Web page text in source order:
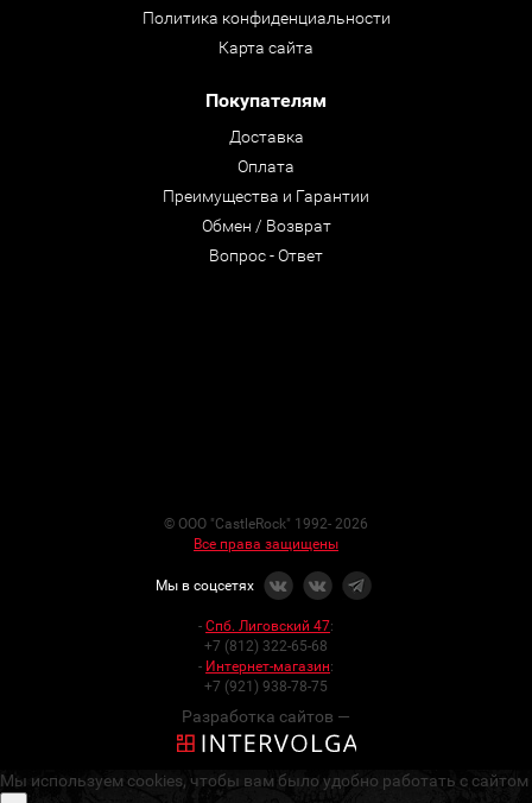
Политика конфиденциальности
Карта сайта
Покупателям
Доставка
Оплата
Преимущества и Гарантии
Обмен / Возврат
Вопрос - Ответ
© ООО "CastleRock" 1992- 2026
Все права защищены
Мы в соцсетях
- Спб. Лиговский 47:
+7 (812) 322-65-68
- Интернет-магазин:
+7 (921) 938-78-75
Разработка сайтов —
Мы используем cookies, чтобы вам было удобно работать с сайтом